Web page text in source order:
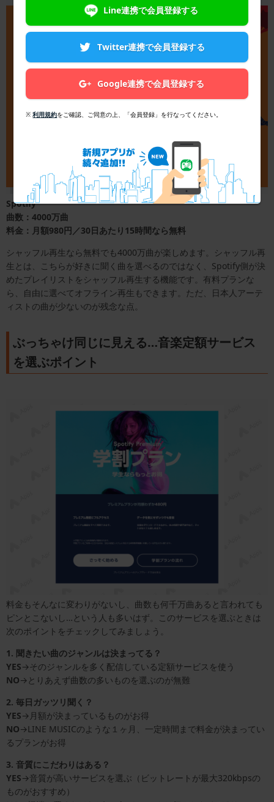
Spotify
曲数：4000万曲
料金：月額980円／30日あたり15時間なら無料
シャッフル再生なら無料でも4000万曲が楽しめます。シャッフル再
生とは、こちらが好きに聞く曲を選べるのではなく、Spotify側が決
めたプレイリストをシャッフル再生する機能です。有料プランな
ら、自由に選べてオフライン再生もできます。ただ、日本人アーテ
ィストの曲が少ないのが残念な点。
ぶっちゃけ同じに見える…音楽定額サービス
を選ぶポイント
料金もそんなに変わりがないし、曲数も何千万曲あると言われても
ピンとこないし…という人も多いはず。このサービスを選ぶときは
次のポイントをチェックしてみましょう。
1. 聞きたい曲のジャンルは決まってる？
YES→そのジャンルを多く配信している定額サービスを使う
NO→とりあえず曲数の多いものを選ぶのが無難
2. 毎日ガッツリ聞く？
YES→月額が決まっているものがお得
NO→LINE MUSICのような１ヶ月、一定時間まで料金が決まってい
るプランがお得
3. 音質にこだわりはある？
YES→音質が高いサービスを選ぶ（ビットレートが最大320kbpsの
ものがおすすめ）
Line連携で会員登録する
Twitter連携で会員登録する
Google連携で会員登録する
※利用規約をご確認、ご同意の上、「会員登録」を行なってください。